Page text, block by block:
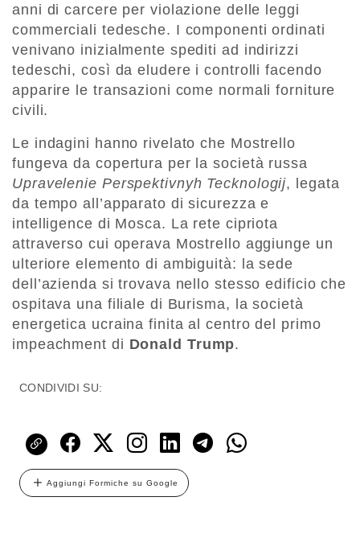
anni di carcere per violazione delle leggi
commerciali tedesche. I componenti ordinati
venivano inizialmente spediti ad indirizzi
tedeschi, così da eludere i controlli facendo
apparire le transazioni come normali forniture
civili.
Le indagini hanno rivelato che Mostrello
fungeva da copertura per la società russa
Upravelenie Perspektivnyh Tecknologij, legata
da tempo all’apparato di sicurezza e
intelligence di Mosca. La rete cipriota
attraverso cui operava Mostrello aggiunge un
ulteriore elemento di ambiguità: la sede
dell’azienda si trovava nello stesso edificio che
ospitava una filiale di Burisma, la società
energetica ucraina finita al centro del primo
impeachment di Donald Trump.
CONDIVIDI SU:
Aggiungi Formiche su Google